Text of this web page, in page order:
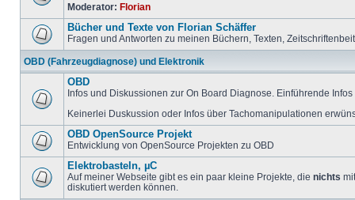
Moderator: Florian
Bücher und Texte von Florian Schäffer
Fragen und Antworten zu meinen Büchern, Texten,
OBD (Fahrzeugdiagnose) und Elektronik
OBD
Infos und Diskussionen zur On Board Diagnose. Einführende
Keinerlei Duskussion oder Infos über Tachomanipulationen
OBD OpenSource Projekt
Entwicklung von OpenSource Projekten zu OBD
Elektrobasteln, µC
Auf meiner Webseite gibt es ein paar kleine Projekte, die nichts
diskutiert werden können.